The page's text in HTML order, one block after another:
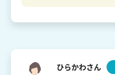
ひらかわさん